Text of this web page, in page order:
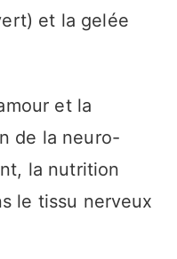
et la gelée
et la
de la neuro-
la nutrition
le tissu nerveux